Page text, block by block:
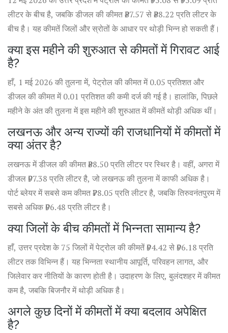
लीटर के बीच है, जबकि डीजल की कीमत ₹87.57 से ₹88.22 प्रति लीटर के
बीच है। यह कीमतें जिलों और स्रोतों के आधार पर थोड़ी भिन्न हो सकती हैं।
क्या इस महीने की शुरुआत से कीमतों में गिरावट आई
है?
हाँ, 1 मई 2026 की तुलना में, पेट्रोल की कीमत में 0.05 प्रतिशत और
डीजल की कीमत में 0.01 प्रतिशत की कमी दर्ज की गई है। हालांकि, पिछले
महीने के अंत की तुलना में इस महीने की शुरुआत में कीमतें थोड़ी अधिक थीं।
लखनऊ और अन्य राज्यों की राजधानियों में कीमतों में
क्या अंतर है?
लखनऊ में डीजल की कीमत ₹88.50 प्रति लीटर पर स्थिर है। वहीं, अगरा में
डीजल ₹97.38 प्रति लीटर है, जो लखनऊ की तुलना में काफी अधिक है।
पोर्ट ब्लेयर में सबसे कम कीमत ₹78.05 प्रति लीटर है, जबकि तिरुवनंतपुरम में
सबसे अधिक ₹96.48 प्रति लीटर है।
क्या जिलों के बीच कीमतों में भिन्नता सामान्य है?
हाँ, उत्तर प्रदेश के 75 जिलों में पेट्रोल की कीमतें ₹94.42 से ₹96.18 प्रति
लीटर तक विभिन्न हैं। यह भिन्नता स्थानीय आपूर्ति, परिवहन लागत, और
जिलेवार कर नीतियों के कारण होती है। उदाहरण के लिए, बुलंदशहर में कीमत
कम है, जबकि बिजनौर में थोड़ी अधिक है।
अगले कुछ दिनों में कीमतों में क्या बदलाव अपेक्षित
है?